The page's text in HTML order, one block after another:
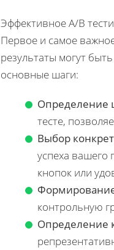
Эффективное A/B
Первое и самое
результаты могут
основные шаги:
Определение
тесте,
Выбор
успеха вашего
кнопок или
контрольную
Определение